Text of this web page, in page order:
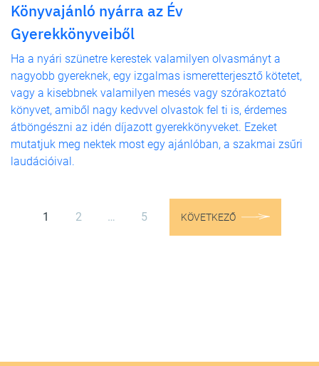
Könyvajánló nyárra az Év
Gyerekkönyveiből
Ha a nyári szünetre kerestek valamilyen olvasmányt a
nagyobb gyereknek, egy izgalmas ismeretterjesztő kötetet,
vagy a kisebbnek valamilyen mesés vagy szórakoztató
könyvet, amiből nagy kedvvel olvastok fel ti is, érdemes
átböngészni az idén díjazott gyerekkönyveket. Ezeket
mutatjuk meg nektek most egy ajánlóban, a szakmai zsűri
laudációival.
1 2 … 5 KÖVETKEZŐ